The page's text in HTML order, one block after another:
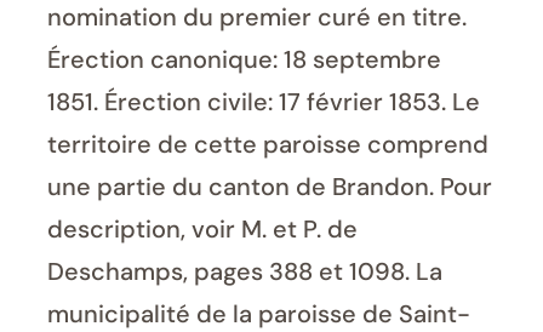
nomination du premier curé en titre.
Érection canonique: 18 septembre
1851. Érection civile: 17 février 1853. Le
territoire de cette paroisse comprend
une partie du canton de Brandon. Pour
description, voir M. et P. de
Deschamps, pages 388 et 1098. La
municipalité de la paroisse de Saint-